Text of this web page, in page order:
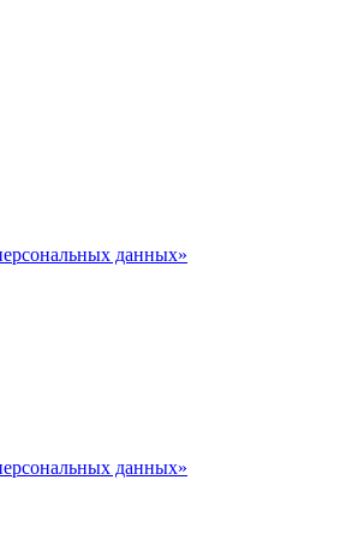
данных»
данных»